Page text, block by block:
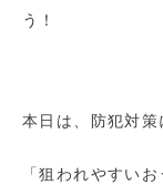
う！
本日は、防犯対策
「狙われやすい